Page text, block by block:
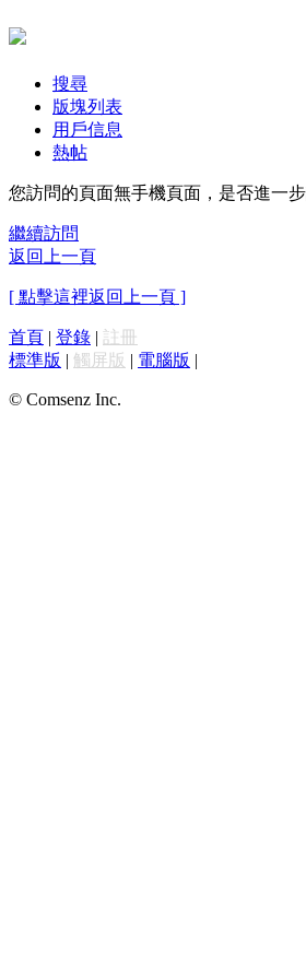
搜尋
版塊列表
用戶信息
熱帖
您訪問的頁面無手機頁面，是否進一
繼續訪問
返回上一頁
[ 點擊這裡返回上一頁 ]
首頁 | 登錄 | 註冊
標準版 | 觸屏版 | 電腦版 |
© Comsenz Inc.